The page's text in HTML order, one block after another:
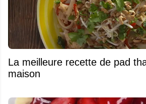
La meilleure recette de pad
maison